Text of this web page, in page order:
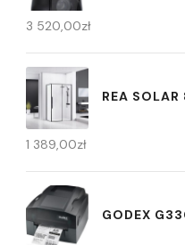
3 520,00zł
REA
1 389,00zł
GODEX